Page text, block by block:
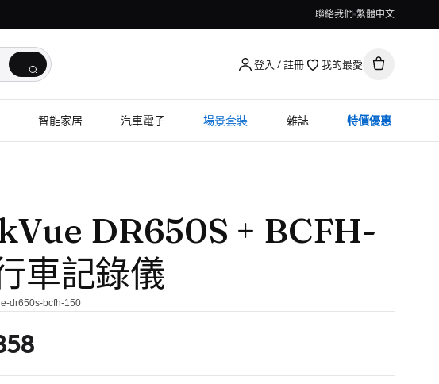
聯絡我們 繁體中文
登入 / 註冊 我的最愛
智能家居 汽車電子 場景套裝 雜誌 特價優惠
DR650S + BCFH-
車記錄儀
dr650s-bcfh-150